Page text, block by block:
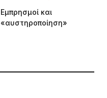
Εμπρησμοί και
«αυστηροποίηση»